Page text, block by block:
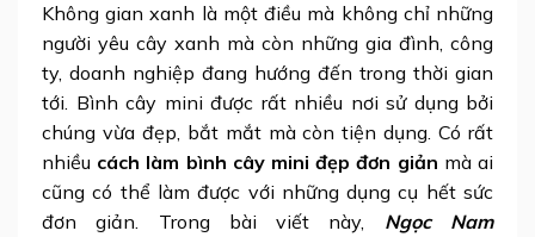
Không gian xanh là một điều mà không chỉ những
người yêu cây xanh mà còn những gia đình, công
ty, doanh nghiệp đang hướng đến trong thời gian
tới. Bình cây mini được rất nhiều nơi sử dụng bởi
chúng vừa đẹp, bắt mắt mà còn tiện dụng. Có rất
nhiều cách làm bình cây mini đẹp đơn giản mà ai
cũng có thể làm được với những dụng cụ hết sức
đơn giản. Trong bài viết này, Ngọc Nam